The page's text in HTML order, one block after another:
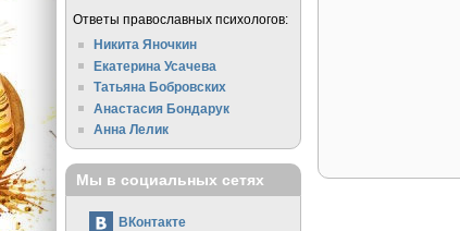
Ответы православных психологов:
Никита Яночкин
Екатерина Усачева
Татьяна Бобровских
Анастасия Бондарук
Анна Лелик
Мы в социальных сетях
ВКонтакте